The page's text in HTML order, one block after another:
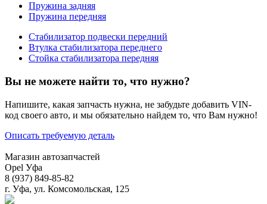
Пружина задняя
Пружина передняя
Стабилизатор подвески передний
Втулка стабилизатора переднего
Стойка стабилизатора передняя
Вы не можете найти то, что нужно?
Напишите, какая запчасть нужна, не забудьте добавить VIN-
код своего авто, и мы обязательно найдем то, что Вам нужно!
Описать требуемую деталь
Магазин автозапчастей
Opel Уфа
8 (937) 849-85-82
г. Уфа, ул. Комсомольская, 125